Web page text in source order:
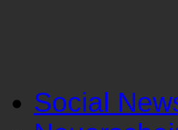
Social